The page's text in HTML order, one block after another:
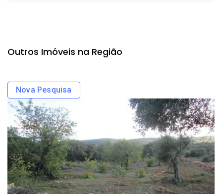
Outros Imóveis na Região
Nova Pesquisa